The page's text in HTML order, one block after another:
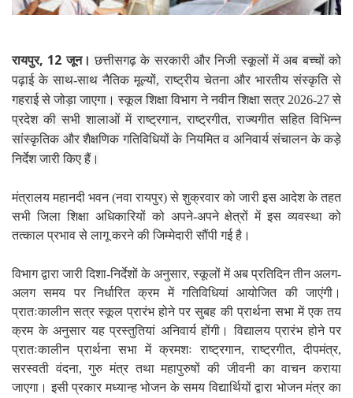
रायपुर, 12 जून। छत्तीसगढ़ के सरकारी और निजी स्कूलों में अब बच्चों को
पढ़ाई के साथ-साथ नैतिक मूल्यों, राष्ट्रीय चेतना और भारतीय संस्कृति से
गहराई से जोड़ा जाएगा। स्कूल शिक्षा विभाग ने नवीन शिक्षा सत्र 2026-27 से
प्रदेश की सभी शालाओं में राष्ट्रगान, राष्ट्रगीत, राज्यगीत सहित विभिन्न
सांस्कृतिक और शैक्षणिक गतिविधियों के नियमित व अनिवार्य संचालन के कड़े
निर्देश जारी किए हैं।
मंत्रालय महानदी भवन (नवा रायपुर) से शुक्रवार काे जारी इस आदेश के तहत
सभी जिला शिक्षा अधिकारियों को अपने-अपने क्षेत्रों में इस व्यवस्था को
तत्काल प्रभाव से लागू करने की जिम्मेदारी सौंपी गई है।
विभाग द्वारा जारी दिशा-निर्देशों के अनुसार, स्कूलों में अब प्रतिदिन तीन अलग-
अलग समय पर निर्धारित क्रम में गतिविधियां आयोजित की जाएंगी।
प्रातःकालीन सत्र स्कूल प्रारंभ होने पर सुबह की प्रार्थना सभा में एक तय
क्रम के अनुसार यह प्रस्तुतियां अनिवार्य होंगी। विद्यालय प्रारंभ होने पर
प्रातःकालीन प्रार्थना सभा में क्रमशः राष्ट्रगान, राष्ट्रगीत, दीपमंत्र,
सरस्वती वंदना, गुरु मंत्र तथा महापुरुषों की जीवनी का वाचन कराया
जाएगा। इसी प्रकार मध्यान्ह भोजन के समय विद्यार्थियों द्वारा भोजन मंत्र का